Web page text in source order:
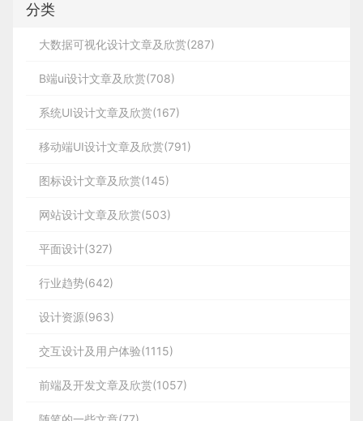
分类
大数据可视化设计文章及欣赏(287)
B端ui设计文章及欣赏(708)
系统UI设计文章及欣赏(167)
移动端UI设计文章及欣赏(791)
图标设计文章及欣赏(145)
网站设计文章及欣赏(503)
平面设计(327)
行业趋势(642)
设计资源(963)
交互设计及用户体验(1115)
前端及开发文章及欣赏(1057)